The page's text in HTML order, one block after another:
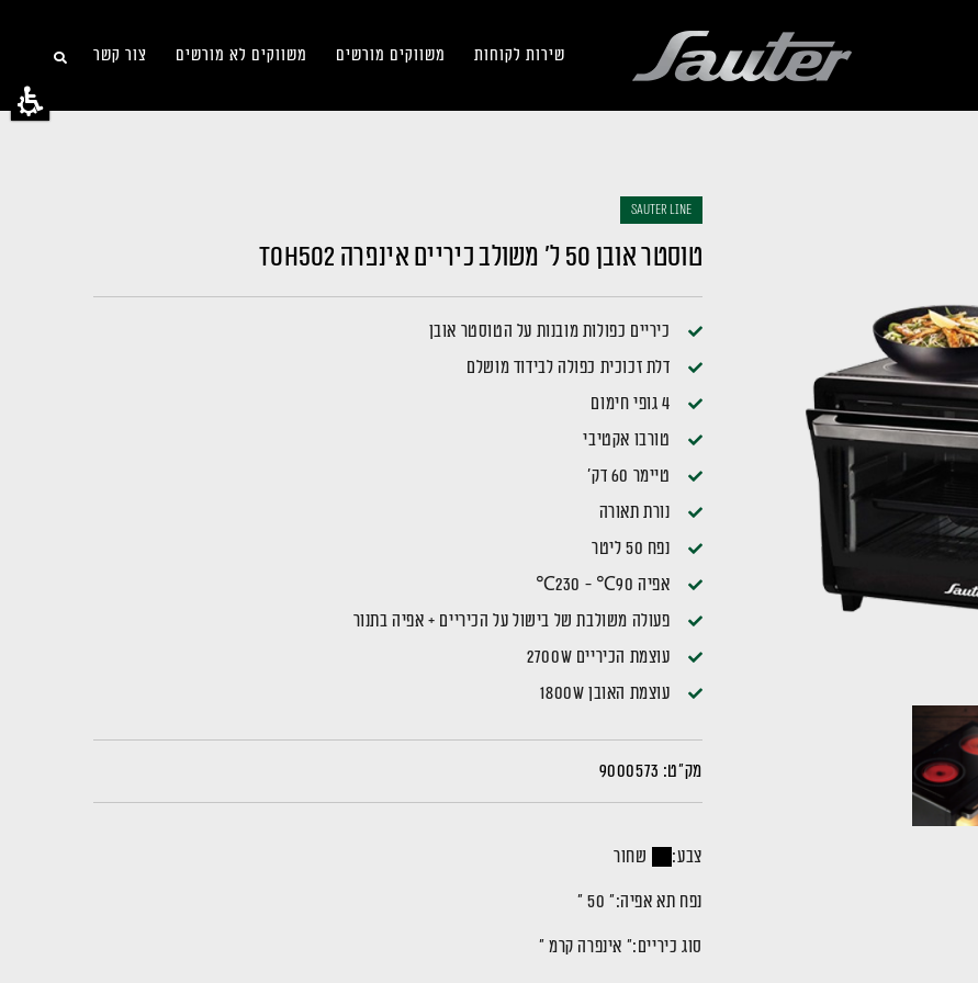
שירות לקוחות משווקים מורשים משווקים לא מורשים צור קשר
sauter LINE
טוסטר אובן 50 ל' משולב כיריים אינפרה TOH502
כיריים כפולות מובנות על הטוסטר אובן
דלת זכוכית כפולה לבידוד מושלם
4 גופי חימום
טורבו אקטיבי
טיימר 60 דק'
נורת תאורה
נפח 50 ליטר
אפיה 90℃ - 230℃
פעולה משולבת של בישול על הכיריים + אפיה בתנור
עוצמת הכיריים 2700W
עוצמת האובן 1800W
מק"ט: 9000573
צבע: שחור
נפח תא אפיה:" 50 "
סוג כיריים:" אינפרה קרמ "